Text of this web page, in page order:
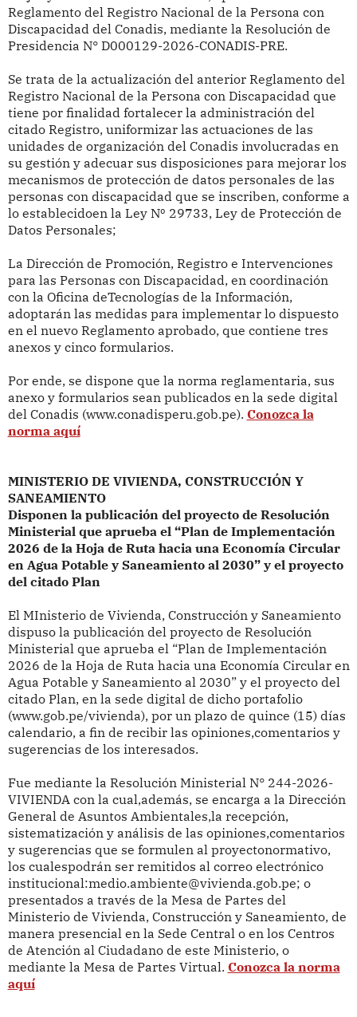
Reglamento del Registro Nacional de la Persona con
Discapacidad del Conadis, mediante la Resolución de
Presidencia N° D000129-2026-CONADIS-PRE.
Se trata de la actualización del anterior Reglamento del
Registro Nacional de la Persona con Discapacidad que
tiene por finalidad fortalecer la administración del
citado Registro, uniformizar las actuaciones de las
unidades de organización del Conadis involucradas en
su gestión y adecuar sus disposiciones para mejorar los
mecanismos de protección de datos personales de las
personas con discapacidad que se inscriben, conforme a
lo establecidoen la Ley Nº 29733, Ley de Protección de
Datos Personales;
La Dirección de Promoción, Registro e Intervenciones
para las Personas con Discapacidad, en coordinación
con la Oficina deTecnologías de la Información,
adoptarán las medidas para implementar lo dispuesto
en el nuevo Reglamento aprobado, que contiene tres
anexos y cinco formularios.
Por ende, se dispone que la norma reglamentaria, sus
anexo y formularios sean publicados en la sede digital
del Conadis (www.conadisperu.gob.pe). Conozca la
norma aquí
MINISTERIO DE VIVIENDA, CONSTRUCCIÓN Y
SANEAMIENTO
Disponen la publicación del proyecto de Resolución
Ministerial que aprueba el “Plan de Implementación
2026 de la Hoja de Ruta hacia una Economía Circular
en Agua Potable y Saneamiento al 2030” y el proyecto
del citado Plan
El MInisterio de Vivienda, Construcción y Saneamiento
dispuso la publicación del proyecto de Resolución
Ministerial que aprueba el “Plan de Implementación
2026 de la Hoja de Ruta hacia una Economía Circular en
Agua Potable y Saneamiento al 2030” y el proyecto del
citado Plan, en la sede digital de dicho portafolio
(www.gob.pe/vivienda), por un plazo de quince (15) días
calendario, a fin de recibir las opiniones,comentarios y
sugerencias de los interesados.
Fue mediante la Resolución Ministerial N° 244-2026-
VIVIENDA con la cual,además, se encarga a la Dirección
General de Asuntos Ambientales,la recepción,
sistematización y análisis de las opiniones,comentarios
y sugerencias que se formulen al proyectonormativo,
los cualespodrán ser remitidos al correo electrónico
institucional:medio.ambiente@vivienda.gob.pe; o
presentados a través de la Mesa de Partes del
Ministerio de Vivienda, Construcción y Saneamiento, de
manera presencial en la Sede Central o en los Centros
de Atención al Ciudadano de este Ministerio, o
mediante la Mesa de Partes Virtual. Conozca la norma
aquí